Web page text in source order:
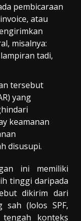
pembicaraan
atau
misalnya:
tadi,
tersebut
yang
keamanan
disusupi.
ini memiliki
tinggi daripada
dikirim dari
sah (lolos SPF,
konteks